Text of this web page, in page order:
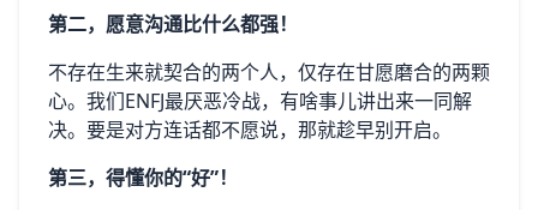
第二，愿意沟通比什么都强！
不存在生来就契合的两个人，仅存在甘愿磨合的两颗
心。我们ENFJ最厌恶冷战，有啥事儿讲出来一同解
决。要是对方连话都不愿说，那就趁早别开启。
第三，得懂你的“好”！